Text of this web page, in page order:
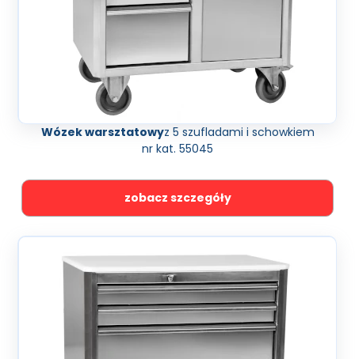
Wózek warsztatowyz 5 szufladami i schowkiem
nr kat. 55045
zobacz szczegóły